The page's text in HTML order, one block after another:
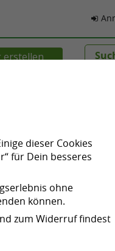
erstellen
dieser Cookies
für Dein besseres
ohne
können.
zum Widerruf findest
Werbung